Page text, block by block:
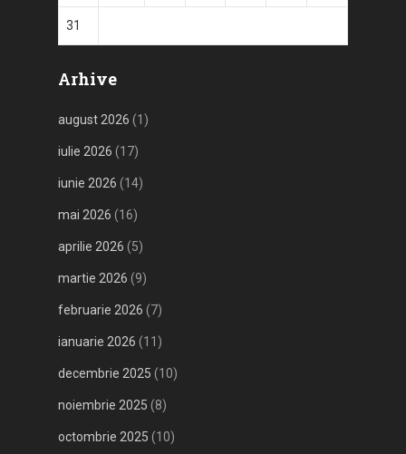
31
Arhive
august 2026 (1)
iulie 2026 (17)
iunie 2026 (14)
mai 2026 (16)
aprilie 2026 (5)
martie 2026 (9)
februarie 2026 (7)
ianuarie 2026 (11)
decembrie 2025 (10)
noiembrie 2025 (8)
octombrie 2025 (10)